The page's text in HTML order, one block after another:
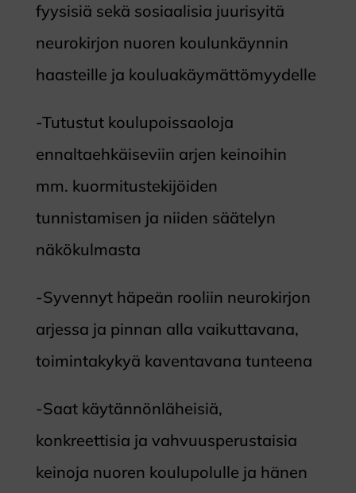
fyysisiä sekä sosiaalisia juurisyitä
neurokirjon nuoren koulunkäynnin
haasteille ja kouluakäymättömyydelle
-Tutustut koulupoissaoloja
ennaltaehkäiseviin arjen keinoihin
mm. kuormitustekijöiden
tunnistamisen ja niiden säätelyn
näkökulmasta
-Syvennyt häpeän rooliin neurokirjon
arjessa ja pinnan alla vaikuttavana,
toimintakykyä kaventavana tunteena
-Saat käytännönläheisiä,
konkreettisia ja vahvuusperustaisia
keinoja nuoren koulupolulle ja hänen